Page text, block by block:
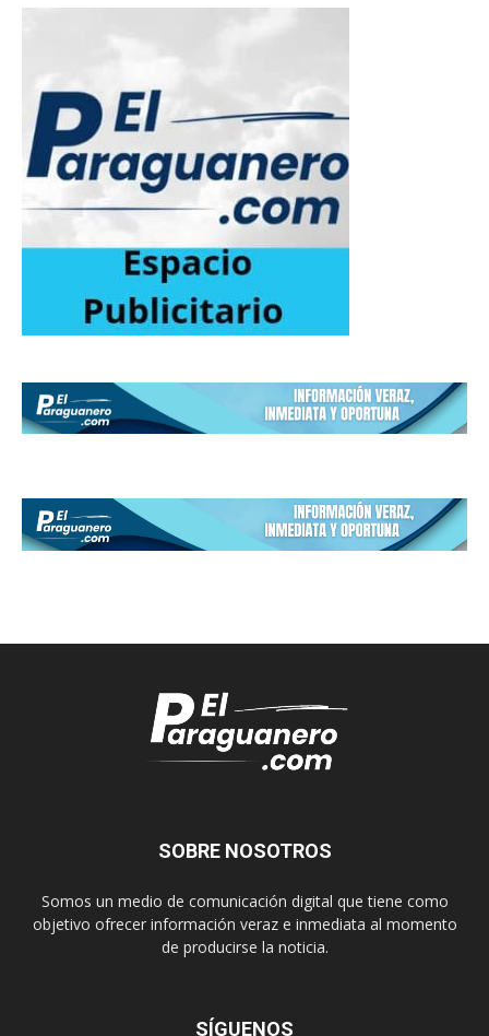
SOBRE NOSOTROS
Somos un medio de comunicación digital que tiene como
objetivo ofrecer información veraz e inmediata al momento
de producirse la noticia.
SÍGUENOS